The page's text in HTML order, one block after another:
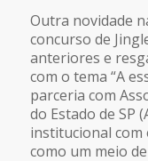
Outra novidade
concurso de
anteriores e
com o tema “A
parceria com
do Estado de SP
institucional
como um meio